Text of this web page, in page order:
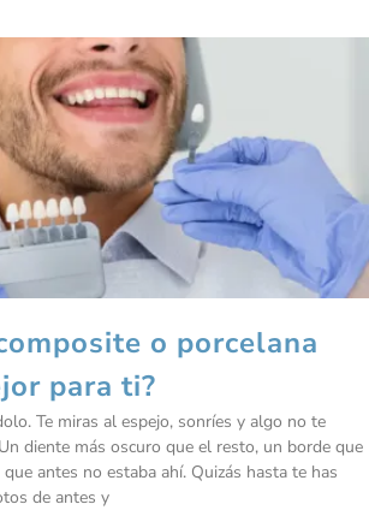
o porcelana
para ti?
Te miras al espejo, sonríes y algo no te
diente más oscuro que el resto, un borde que
antes no estaba ahí. Quizás hasta te has
de antes y